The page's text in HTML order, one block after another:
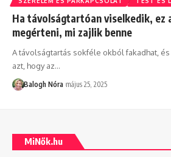
Ha távolságtartóan viselkedik, ez
megérteni, mi zajlik benne
A távolságtartás sokféle okból fakadhat,
azt, hogy az…
Balogh Nóra május 25, 2025
MiNők.hu